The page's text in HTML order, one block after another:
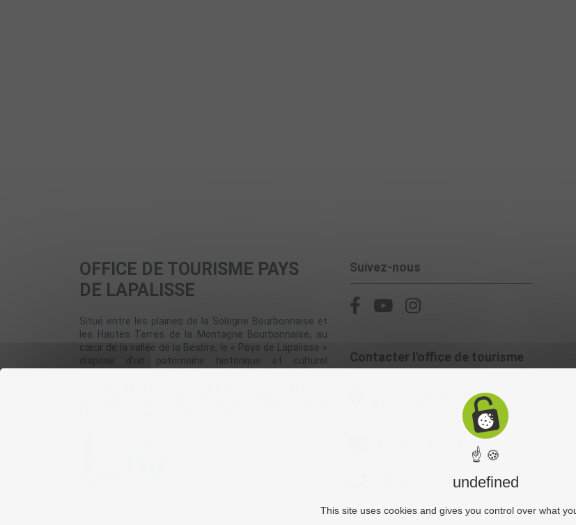
OFFICE DE TOURISME PAYS
DE LAPALISSE
Situé entre les plaines de la Sologne Bourbonnaise et
les Hautes Terres de la Montagne Bourbonnaise, au
cœur de la vallée de la Besbre, le « Pays de Lapalisse »
dispose d’un patrimoine historique et culturel
Suivez-nous
Contacter l'office de tourisme
9 Place Charles Bécaud
contact@lapalissetourisme.com
Tél. 04 70 99 08 39
☝ 🍪
undefined
This site uses cookies and gives you control over what